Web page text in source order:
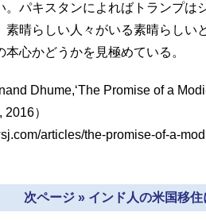
。パキスタンによればトランプは
素晴らしい人々がいる素晴らしい
本心かどうかを見極めている。
Dhume,‘The Promise of a
）
articles/the-promise-of-a-
次ページ » インド人の米国移